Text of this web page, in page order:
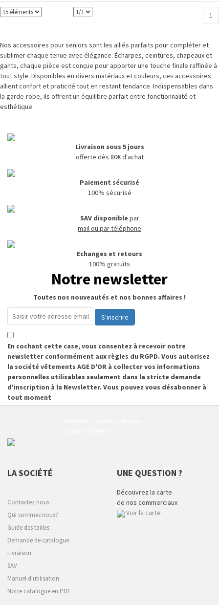
1
Nos accessoires pour seniors sont les alliés parfaits pour compléter et
sublimer chaque tenue avec élégance. Écharpes, ceintures, chapeaux et
gants, chaque pièce est conçue pour apporter une touche finale raffinée à
tout style. Disponibles en divers matériaux et couleurs, ces accessoires
allient confort et praticité tout en restant tendance. Indispensables dans
la garde-robe, ils offrent un équilibre parfait entre fonctionnalité et
esthétique.
Livraison sous 5 jours
offerte dès 80€ d'achat
Paiement sécurisé
100% sécurisé
SAV disponible par
mail ou par téléphone
Echanges et retours
100% gratuits
Notre newsletter
Toutes nos nouveautés et nos bonnes affaires !
S'inscrire
En cochant cette case, vous consentez à recevoir notre
newsletter conformément aux règles du RGPD. Vous autorisez
la société vêtements AGE D'OR à collecter vos informations
personnelles utilisables seulement dans la stricte demande
d'inscription à la Newsletter. Vous pouvez vous désabonner à
tout moment
LA SOCIÉTÉ
Contactez nous
Qui sommes nous?
Guide des tailles
Demande de catalogue
Livraison
SAV
Manuel d'utilisation
Notre catalogue en PDF
UNE QUESTION ?
Découvrez la carte
de nos commerciaux
Voir la carte